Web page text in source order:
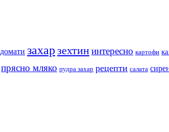
домати захар зехтининтересно картофи
прясно мляко пудра захар рецепти салата